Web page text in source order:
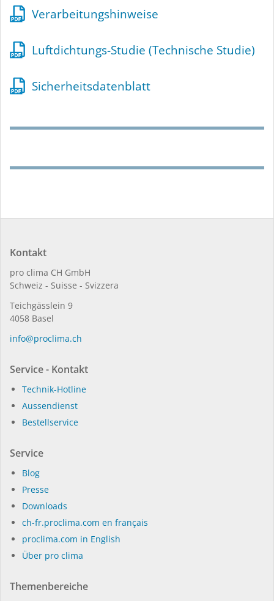
Verarbeitungshinweise
Luftdichtungs-Studie (Technische Studie)
Sicherheitsdatenblatt
Kontakt
pro clima CH GmbH
Schweiz - Suisse - Svizzera
Teichgässlein 9
4058 Basel
in­fo@procli­ma.ch
Service - Kontakt
Technik-Hotline
Aussendienst
Bestellservice
Service
Blog
Presse
Dow­n­loads
ch-fr.proclima.com en français
proclima.com in English
Über pro clima
Themenbereiche